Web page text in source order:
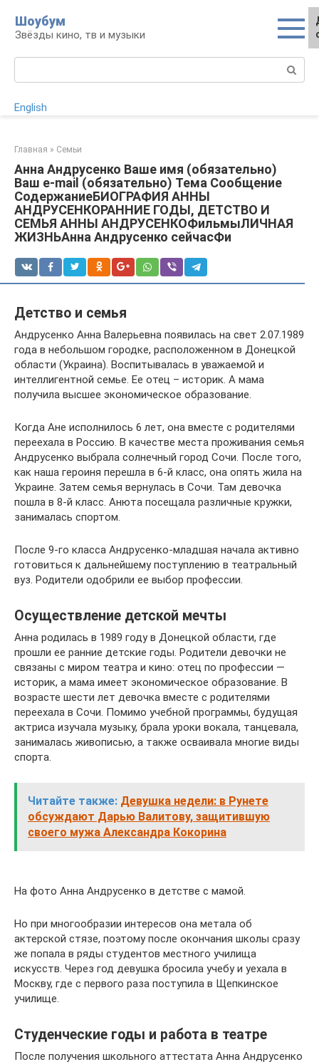
контенту
Шоубум
Звёзды кино, тв и музыки
English
Главная » Семьи
Анна Андрусенко Ваше имя (обязательно)
Ваш e-mail (обязательно) Тема Сообщение
СодержаниеБИОГРАФИЯ АННЫ
АНДРУСЕНКОРАННИЕ ГОДЫ, ДЕТСТВО И
СЕМЬЯ АННЫ АНДРУСЕНКОФильмыЛИЧНАЯ
ЖИЗНЬАнна Андрусенко сейчасФи
Детство и семья
Андрусенко Анна Валерьевна появилась на свет 2.07.1989
года в небольшом городке, расположенном в Донецкой
области (Украина). Воспитывалась в уважаемой и
интеллигентной семье. Ее отец – историк. А мама
получила высшее экономическое образование.
Когда Ане исполнилось 6 лет, она вместе с родителями
переехала в Россию. В качестве места проживания семья
Андрусенко выбрала солнечный город Сочи. После того,
как наша героиня перешла в 6-й класс, она опять жила на
Украине. Затем семья вернулась в Сочи. Там девочка
пошла в 8-й класс. Анюта посещала различные кружки,
занималась спортом.
После 9-го класса Андрусенко-младшая начала активно
готовиться к дальнейшему поступлению в театральный
вуз. Родители одобрили ее выбор профессии.
Осуществление детской мечты
Анна родилась в 1989 году в Донецкой области, где
прошли ее ранние детские годы. Родители девочки не
связаны с миром театра и кино: отец по профессии —
историк, а мама имеет экономическое образование. В
возрасте шести лет девочка вместе с родителями
переехала в Сочи. Помимо учебной программы, будущая
актриса изучала музыку, брала уроки вокала, танцевала,
занималась живописью, а также осваивала многие виды
спорта.
Читайте также: Девушка недели: в Рунете
обсуждают Дарью Валитову, защитившую
своего мужа Александра Кокорина
На фото Анна Андрусенко в детстве с мамой.
Но при многообразии интересов она метала об
актерской стязе, поэтому после окончания школы сразу
же попала в ряды студентов местного училища
искусств. Через год девушка бросила учебу и уехала в
Москву, где с первого раза поступила в Щепкинское
училище.
Студенческие годы и работа в театре
После получения школьного аттестата Анна Андрусенко